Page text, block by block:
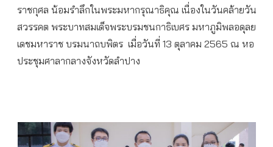
ราชกุศล น้อมรำลึกในพระมหากรุณาธิคุณ เนื่องในวันคล้ายวัน
สวรรคต พระบาทสมเด็จพระบรมชนกาธิเบศร มหาภูมิพลอดุลย
เดชมหาราช บรมนาถบพิตร เมื่อวันที่ 13 ตุลาคม 2565 ณ หอ
ประชุมศาลากลางจังหวัดลำปาง